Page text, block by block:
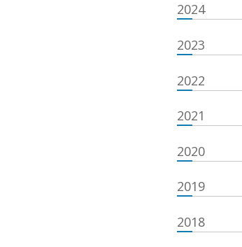
2024
2023
2022
2021
2020
2019
2018